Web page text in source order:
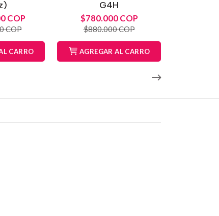
COP
COP
CARRO
G4H
$780.000 COP
$880.000 COP
AGREGAR AL CARRO